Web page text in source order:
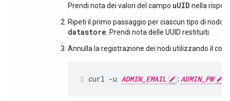
Prendi nota dei valori del campo uUID nella
Ripeti il primo passaggio per ciascun tipo di nodo
datastore . Prendi nota delle UUID restituiti.
Annulla la registrazione dei nodi utilizzando il
curl -u ADMIN_EMAIL :ADMIN_PW